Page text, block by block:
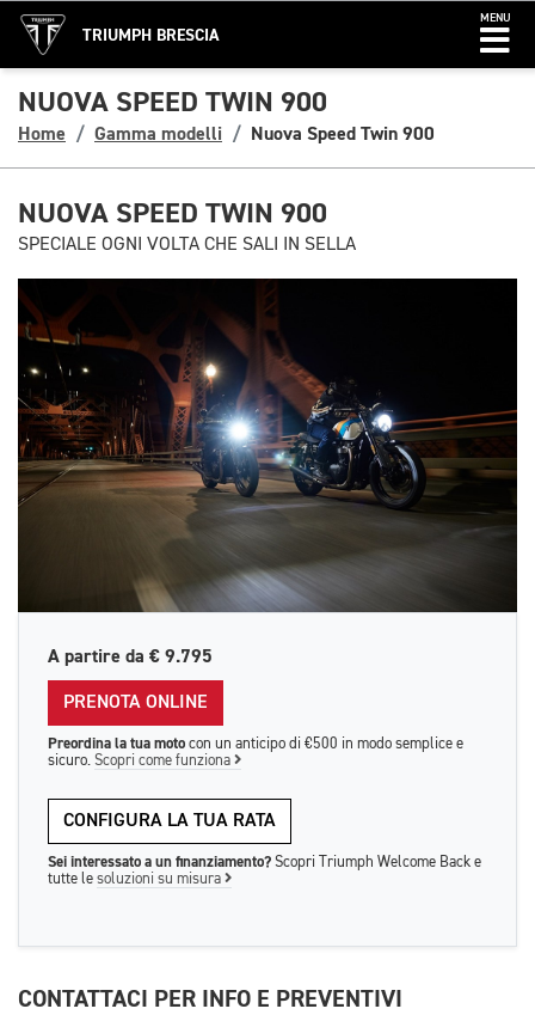
TRIUMPH BRESCIA
MENU
NUOVA SPEED TWIN 900
Home Gamma modelli Nuova Speed Twin 900
NUOVA SPEED TWIN 900
SPECIALE OGNI VOLTA CHE SALI IN SELLA
A partire da € 9.795
PRENOTA ONLINE
Preordina la tua moto con un anticipo di €500 in modo semplice e
sicuro. Scopri come funziona
CONFIGURA LA TUA RATA
Sei interessato a un finanziamento? Scopri Triumph Welcome Back e
tutte le soluzioni su misura
CONTATTACI PER INFO E PREVENTIVI